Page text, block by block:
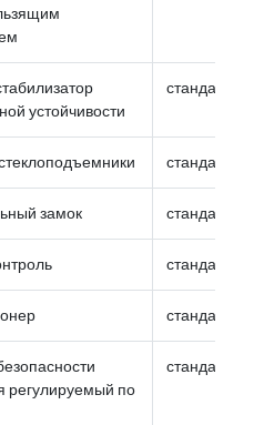
устойчивости
стандарт
стандарт
замок стандарт
стандарт
стандарт
регулируемый по
стандарт